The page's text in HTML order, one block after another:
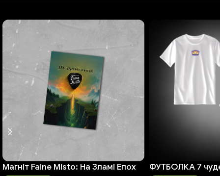
Магніт Faine Misto: На Зламі Епох ФУТБОЛКА 7